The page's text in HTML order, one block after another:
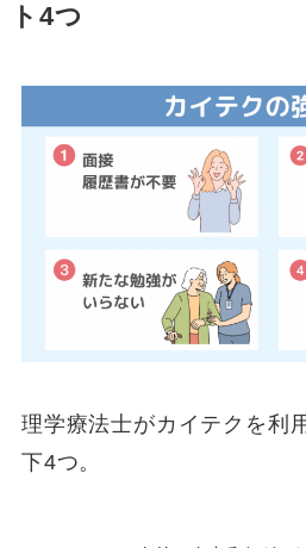
ト4つ
理学療法士がカイテクを利
下4つ。